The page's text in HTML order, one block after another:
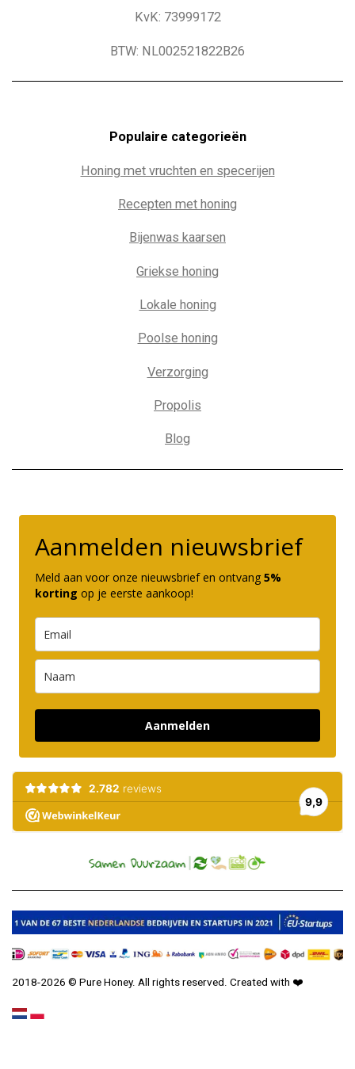
KvK: 73999172
BTW: NL002521822B26
Populaire categorieën
Honing met vruchten en specerijen
Recepten met honing
Bijenwas kaarsen
Griekse honing
Lokale honing
Poolse honing
Verzorging
Propolis
Blog
Aanmelden nieuwsbrief
Meld aan voor onze nieuwsbrief en ontvang 5%
korting op je eerste aankoop!
Aanmelden
2018-2026 © Pure Honey. All rights reserved. Created with ❤️